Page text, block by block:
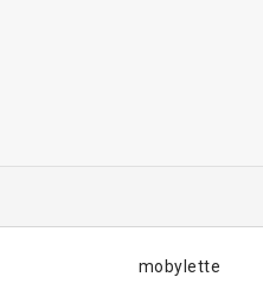
mobylette